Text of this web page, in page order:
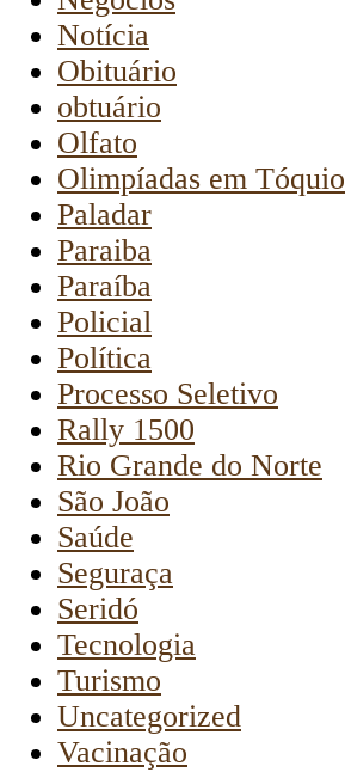
Notícia
Obituário
obtuário
Olfato
Olimpíadas em Tóquio
Paladar
Paraiba
Paraíba
Policial
Política
Processo Seletivo
Rally 1500
Rio Grande do Norte
São João
Saúde
Seguraça
Seridó
Tecnologia
Turismo
Uncategorized
Vacinação